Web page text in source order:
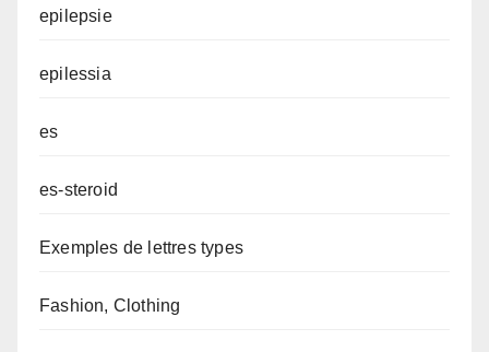
epilepsie
epilessia
es
es-steroid
Exemples de lettres types
Fashion, Clothing